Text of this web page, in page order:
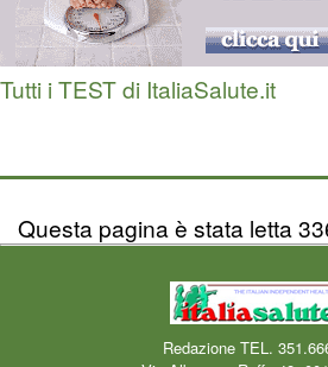
Tutti i TEST di ItaliaSalute.it
Questa pagina è stata letta
Redazione TEL.